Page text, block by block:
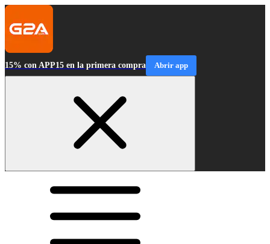
15% con APP15 en la primera compra Abrir app